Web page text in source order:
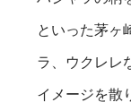
といった茅ヶ
ラ、ウクレレ
イメージを散